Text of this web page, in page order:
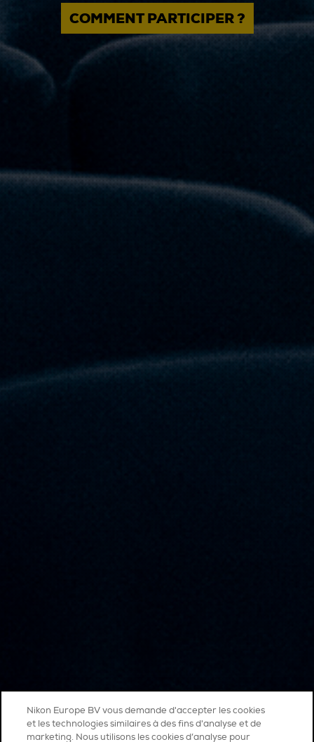
COMMENT PARTICIPER ?
Nikon Europe BV vous demande d'accepter les cookies
et les technologies similaires à des fins d'analyse et de
marketing. Nous utilisons les cookies d’analyse pour